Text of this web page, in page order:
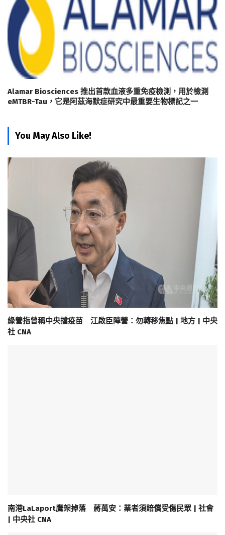
Alamar Biosciences 推出首款血液多重免疫檢測，用於檢測
eMTBR-Tau，它是阿茲海默症研究中最重要生物標記之一
You May Also Like!
綠營指曾稱中央擋疫苗 江啟臣陣營：勿轉移焦點 | 地方 | 中央
社 CNA
南港LaLaport鷹架掉落 蔣萬安：業者須賠償受傷民眾 | 社會
| 中央社 CNA